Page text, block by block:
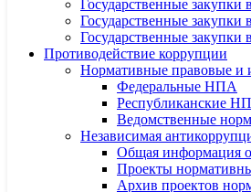
Государственные закупки
Государственные закупки
Государственные закупки
Противодействие коррупции
Нормативные правовые и
Федеральные НПА
Республиканские
Ведомственные
Независимая
Общая информация
Проекты
Архив проектов